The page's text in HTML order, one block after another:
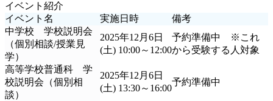
イベント紹介
イベント名
実施日時
備考
中学校 学校説明会
（個別相談/授業見
学）
2025年12月6日
(土) 10:00～12:00
予約準備中 ※これ
から受験する人対象
高等学校普通科 学
校説明会（個別相
談）
2025年12月6日
(土) 13:30～16:00
予約準備中